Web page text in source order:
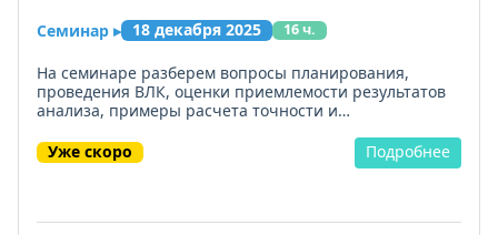
Семинар ▸ 18 декабря 2025 16 ч.
На семинаре разберем вопросы планирования,
проведения ВЛК, оценки приемлемости результатов
анализа, примеры расчета точности и
проведения ВЛК (оперативный и статистический
контроль, в том числе при помощи контрольных карт
результатов химического анализа, сопоставление
Уже скоро Подробнее